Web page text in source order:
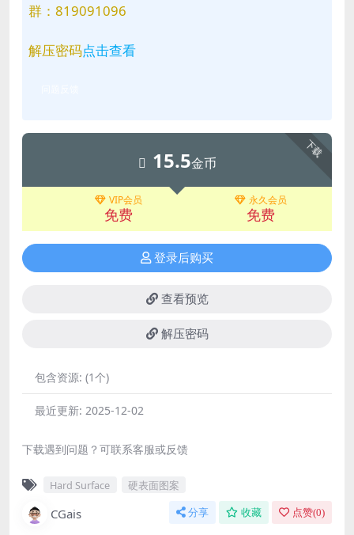
群：819091096
解压密码点击查看
下载
15.5金币
VIP会员
免费
永久会员
免费
登录后购买
查看预览
解压密码
包含资源: (1个)
最近更新: 2025-12-02
下载遇到问题？可联系客服或反馈
Hard Surface 硬表面图案
CGais 分享 收藏 点赞(0)